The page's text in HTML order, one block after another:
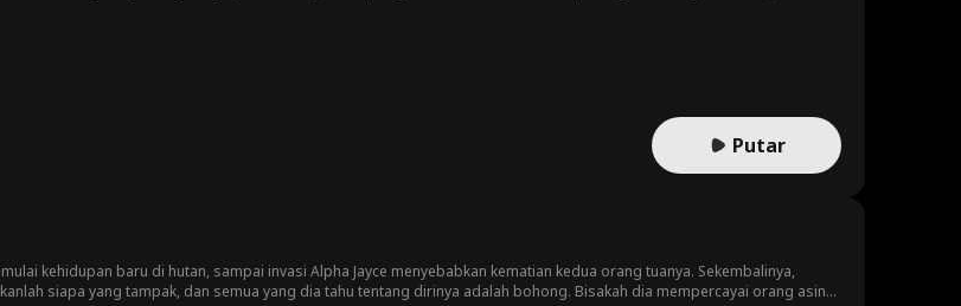
Putar
kehidupan baru di hutan, sampai invasi Alpha Jayce menyebabkan kematian kedua orang tuanya. Sekembalinya,
siapa yang tampak, dan semua yang dia tahu tentang dirinya adalah bohong. Bisakah dia mempercayai orang asing